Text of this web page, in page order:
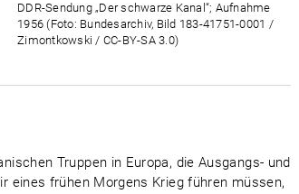
DDR-Sendung „Der schwarze Kanal“; Aufnahme
1956 (Foto: Bundesarchiv, Bild 183-41751-0001 /
Zimontkowski / CC-BY-SA 3.0)
Truppen in Europa, die Ausgangs- und
eines frühen Morgens Krieg führen müssen,